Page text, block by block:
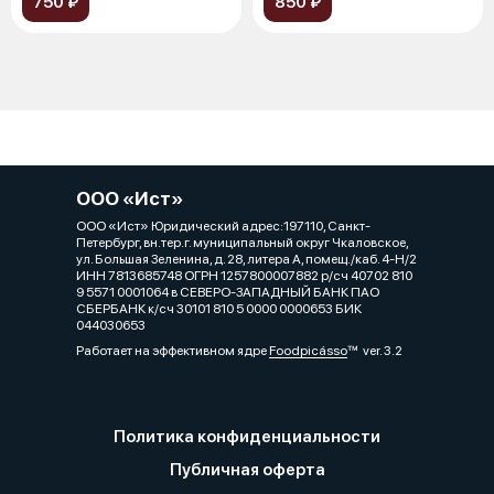
ООО «Ист»
ООО «Ист» Юридический адрес:197110, Санкт-
Петербург, вн.тер.г. муниципальный округ Чкаловское,
ул. Большая Зеленина, д. 28, литера А, помещ./каб. 4-Н/2
ИНН 7813685748 ОГРН 1257800007882 р/сч 40702 810
9 5571 0001064 в СЕВЕРО-ЗАПАДНЫЙ БАНК ПАО
СБЕРБАНК к/сч 30101 810 5 0000 0000653 БИК
044030653
Работает на эффективном ядреFoodpicássover. 3.2
Политика конфиденциальности
Публичная оферта